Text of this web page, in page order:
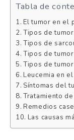
Tabla de
El tumor en el
Tipos de
Tipos de
Tipos de
Tipos de
Leucemia en
Síntomas del
Tratamiento
Remedios
Las causas